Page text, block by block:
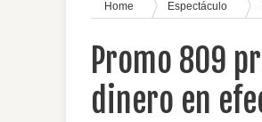
Home Espectáculo
Promo 809
dinero en